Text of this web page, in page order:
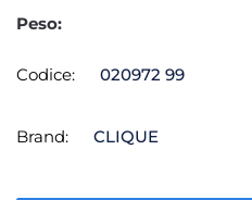
Peso:
Codice: 020972 99
Brand: CLIQUE